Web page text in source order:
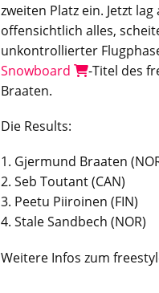
zweiten Platz ein. Jetzt
offensichtlich alles,
unkontrollierter
Snowboard
-Titel des
Braaten.
Die Results:
1. Gjermund Braaten
2. Seb Toutant (CAN)
3. Peetu Piiroinen (FIN)
4. Stale Sandbech (NOR)
Weitere Infos zum